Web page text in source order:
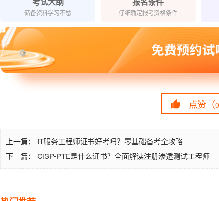
储备资料学习不愁 仔细确定报考资格条件
点赞（0
上一篇： IT服务工程师证书好考吗？零基础备考全攻略
下一篇： CISP-PTE是什么证书？全面解读注册渗透测试工程师